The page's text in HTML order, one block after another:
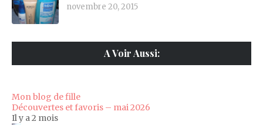
novembre 20, 2015
A Voir Aussi:
Mon blog de fille
Découvertes et favoris – mai 2026
Il y a 2 mois